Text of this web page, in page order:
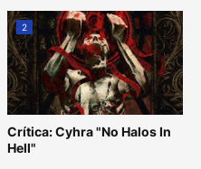
2
Crítica: Cyhra "No Halos In
Hell"